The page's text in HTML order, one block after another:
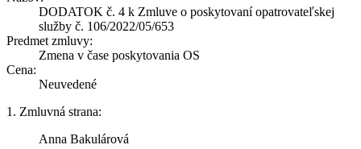
DODATOK č. 4 k Zmluve o poskytovaní opatrovateľskej
služby č. 106/2022/05/653
Predmet zmluvy:
Zmena v čase poskytovania OS
Cena:
Neuvedené
1. Zmluvná strana:
Anna Bakulárová